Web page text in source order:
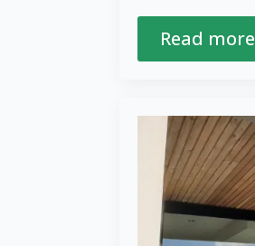
Read more